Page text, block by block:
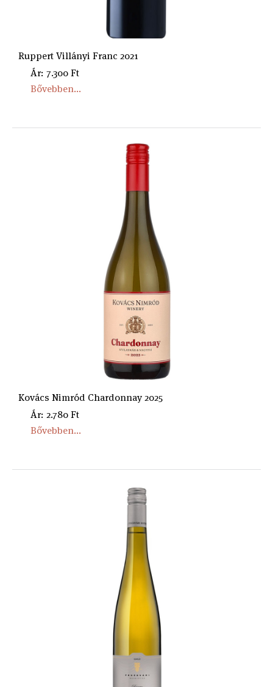
Ruppert Villányi Franc 2021
Ár: 7.300 Ft
Bővebben...
Kovács Nimród Chardonnay 2025
Ár: 2.780 Ft
Bővebben...